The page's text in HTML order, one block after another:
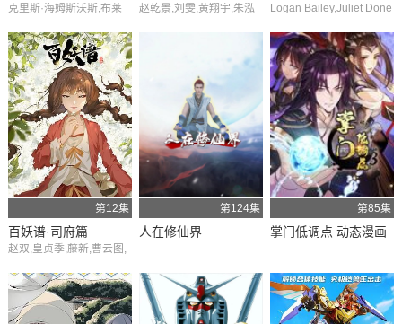
克里斯·海姆斯沃斯,布莱
逊,科甘-迈克尔·凯,乔恩·
哈姆,史蒂夫·布西密,劳伦
斯·菲什伯恩,凡妮莎·利古
力,乔恩·贝利,杰森·科诺皮
索斯,埃文·迈克尔·李,詹姆
斯·瑞马尔,小伊萨克·C.辛
格尔顿,史蒂夫·布卢姆,钟
金妮,乔什·库雷,Dillon,Bry
an,Misty,Lee
赵乾景,刘雯,黄翔宇,朱泓
孙炜,程智超,王维帅,栾祥
Logan Bailey,Juliet Done
ila Lockhart Kraner,Magg
ie Lowe,多诺万·巴顿,Jud
e Schwartz,塔拉·斯特朗
第12集
百妖谱·司府篇
赵双,皇贞季,藤新,曹云图,
第124集
人在修仙界
第85集
掌门低调点 动态漫画